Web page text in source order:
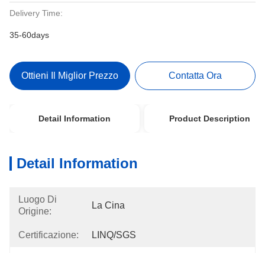
Delivery Time:
35-60days
Ottieni Il Miglior Prezzo Contatta Ora
Detail Information Product Description
Detail Information
Luogo Di
Origine:
La Cina
Certificazione: LINQ/SGS